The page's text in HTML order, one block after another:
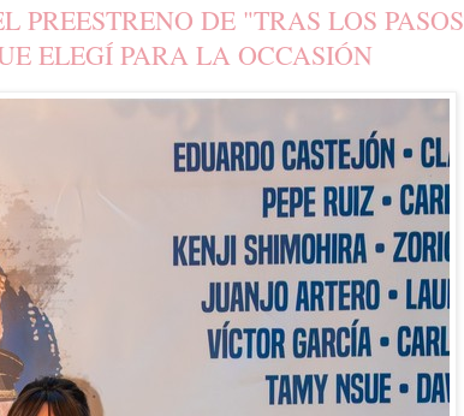
PREESTRENO DE "TRAS LOS PASOS
ELEGÍ PARA LA OCCASIÓN